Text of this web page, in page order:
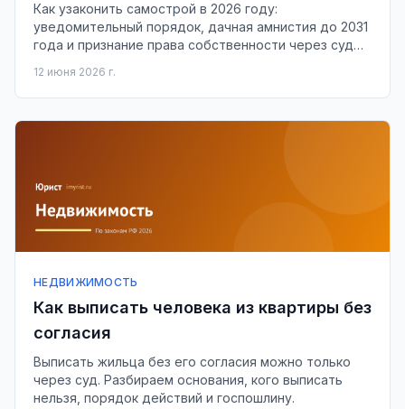
Как узаконить самострой в 2026 году:
уведомительный порядок, дачная амнистия до 2031
года и признание права собственности через суд
12 июня 2026 г.
НЕДВИЖИМОСТЬ
Как выписать человека из квартиры без
согласия
Выписать жильца без его согласия можно только
через суд. Разбираем основания, кого выписать
нельзя, порядок действий и госпошлину.